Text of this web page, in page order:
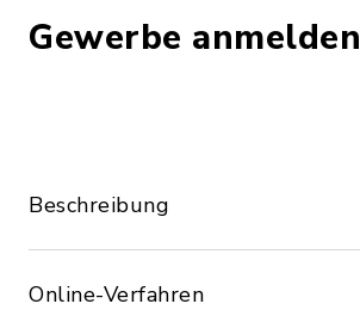
Gewerbe anmelden
Beschreibung
Online-Verfahren